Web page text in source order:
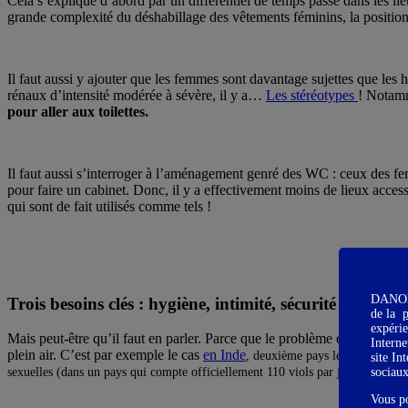
grande complexité du déshabillage des vêtements féminins, la
Il faut aussi y ajouter que les femmes sont davantage sujettes que les
rénaux d’intensité modérée à sévère, il y a… Les stéréotypes !
pour aller aux toilettes.
Il faut aussi s’interroger à l’aménagement genré des WC : ceux des
pour faire un cabinet. Donc, il y a effectivement moins de lieux
qui sont de fait utilisés comme tels !
Trois besoins clés : hygiène, intimité, sécurité
Mais peut-être qu’il faut en parler. Parce que le problème est
plein air. C’est par exemple le cas en Inde, deuxième pays le plus
sexuelles (dans un pays qui compte officiellement 110 viols par jour)
de la
site
Vous